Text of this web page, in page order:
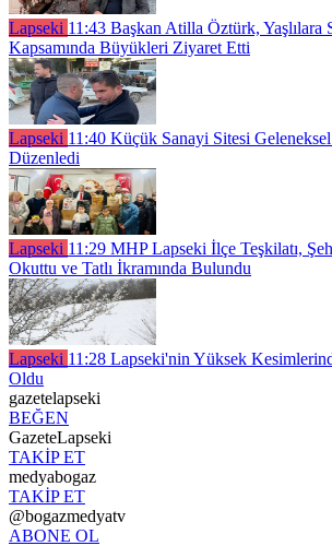
Lapseki 11:43 Başkan Atilla Öztürk, Yaşlılara
Kapsamında Büyükleri Ziyaret Etti
Lapseki 11:40 Küçük Sanayi Sitesi
Düzenledi
Lapseki 11:29 MHP Lapseki İlçe Teşkilatı,
Okuttu ve Tatlı İkramında Bulundu
Lapseki 11:28 Lapseki'nin Yüksek
Oldu
gazetelapseki
BEĞEN
GazeteLapseki
TAKİP ET
medyabogaz
TAKİP ET
@bogazmedyatv
ABONE OL